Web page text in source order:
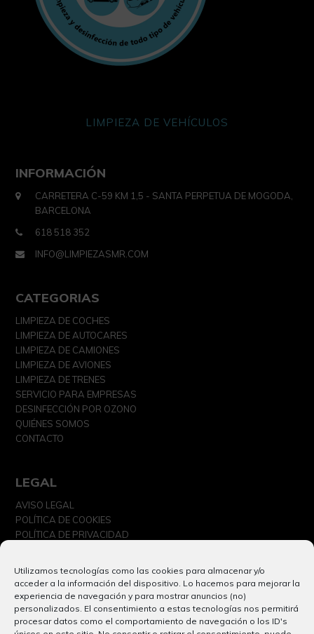
Utilizamos tecnologías como las cookies para almacenar y/o
acceder a la información del dispositivo. Lo hacemos para mejorar la
experiencia de navegación y para mostrar anuncios (no)
personalizados. El consentimiento a estas tecnologías nos permitirá
procesar datos como el comportamiento de navegación o los ID's
LIMPIEZA DE VEHÍCULOS
INFORMACIÓN
CARRETERA C-59 KM 1,5 - SANTA PERPETUA DE MOGODA,
BARCELONA
618 518 352
INFO@LIMPIEZASMR.COM
CATEGORIAS
LIMPIEZA DE COCHES
LIMPIEZA DE AUTOCARES
LIMPIEZA DE CAMIONES
LIMPIEZA DE AVIONES
LIMPIEZA DE TRENES
SERVICIO PARA EMPRESAS
DESINFECCIÓN POR OZONO
QUIÉNES SOMOS
CONTACTO
LEGAL
AVISO LEGAL
POLÍTICA DE COOKIES
POLÍTICA DE PRIVACIDAD